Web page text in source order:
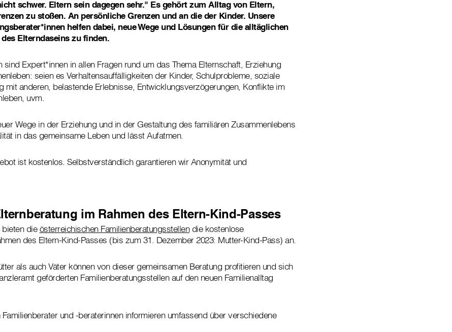
schwer. Eltern sein dagegen sehr." Es gehört zum Alltag von Eltern,
zu stoßen. An persönliche Grenzen und an die der Kinder. Unsere
helfen dabei, neue Wege und Lösungen für die alltäglichen
Elterndaseins zu finden.
sind Expert*innen in allen Fragen rund um das Thema Elternschaft, Erziehung
seien es Verhaltensauffälligkeiten der Kinder, Schulprobleme, soziale
mit anderen, belastende Erlebnisse, Entwicklungsverzögerungen, Konflikte im
uvm.
Wege in der Erziehung und in der Gestaltung des familiären Zusammenlebens
in das gemeinsame Leben und lässt Aufatmen.
ist kostenlos. Selbstverständlich garantieren wir Anonymität und
im Rahmen des Eltern-Kind-Passes
bieten dieösterreichischen Familienberatungsstellendie kostenlose
des Eltern-Kind-Passes (bis zum 31. Dezember 2023: Mutter-Kind-Pass) an.
als auch Väter können von dieser gemeinsamen Beratung profitieren und sich
geförderten Familienberatungsstellen auf den neuen Familienalltag
und -beraterinnen informieren umfassend über verschiedene